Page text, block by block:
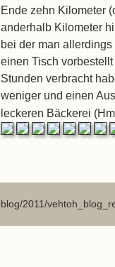
Ende zehn Kilometer
anderhalb Kilometer
bei der man
einen Tisch
Stunden verbracht
weniger und einen
leckeren Bäckerei
blog/2011/